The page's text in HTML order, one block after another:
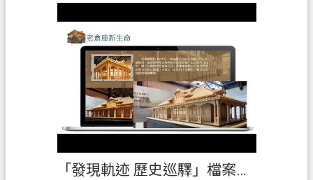
願景館(建築物)，並結合桃園火車站
的簿籍、圖籍及地價來一場軌迹巡
驛。|另外，3樓的「桃園地政時光列
車」，介紹簿籍的演變及權狀的
「狀歷世紀」，歡迎大家來參展。|
📅#展覽時間：#自111年8月31日至
111年11月30日止。|🏢#展覽地點：
#桃園市桃園地政事務所3樓及4樓辦
公廳舍。|2️⃣展覽期間免費提供團體
「發現軌迹 歷史巡驛」檔案線上展覽part 2-「老倉庫新生命」